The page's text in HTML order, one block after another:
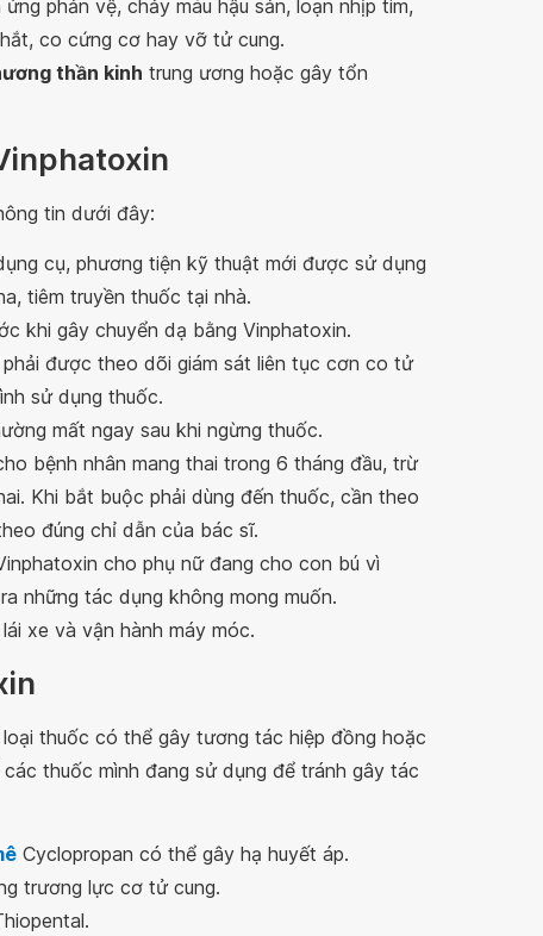
phản vệ, chảy máu hậu sản, loạn nhịp tim,
co cứng cơ hay vỡ tử cung.
thần kinh trung ương hoặc gây tổn
tin dưới đây:
cụ, phương tiện kỹ thuật mới được sử dụng
tiêm truyền thuốc tại nhà.
khi gây chuyển dạ bằng Vinphatoxin.
được theo dõi giám sát liên tục cơn co tử
sử dụng thuốc.
mất ngay sau khi ngừng thuốc.
bệnh nhân mang thai trong 6 tháng đầu, trừ
Khi bắt buộc phải dùng đến thuốc, cần theo
đúng chỉ dẫn của bác sĩ.
cho phụ nữ đang cho con bú vì
những tác dụng không mong muốn.
xe và vận hành máy móc.
thuốc có thể gây tương tác hiệp đồng hoặc
thuốc mình đang sử dụng để tránh gây tác
Cyclopropan có thể gây hạ huyết áp.
trương lực cơ tử cung.